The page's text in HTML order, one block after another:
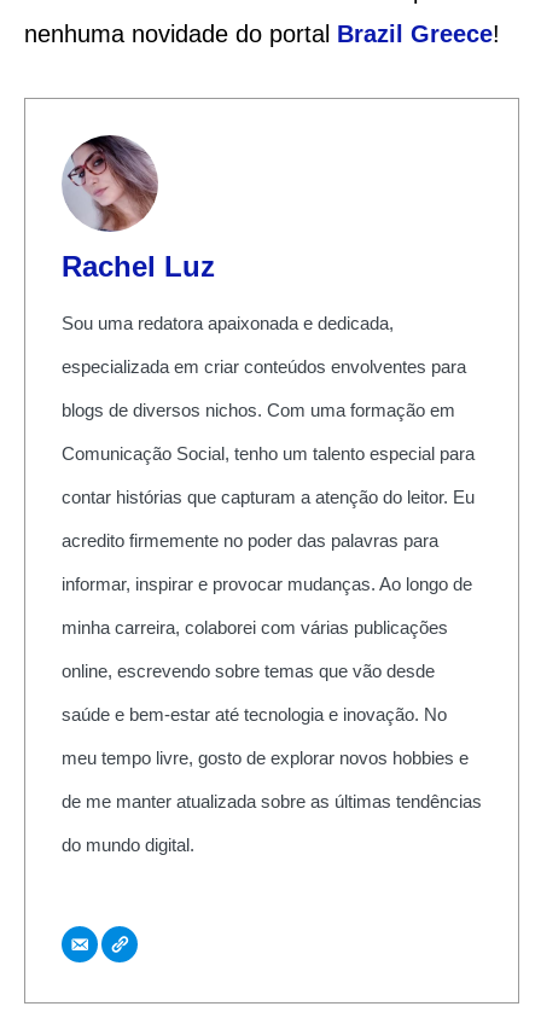
nenhuma novidade do portal Brazil Greece!
Rachel Luz
Sou uma redatora apaixonada e dedicada,
especializada em criar conteúdos envolventes para
blogs de diversos nichos. Com uma formação em
Comunicação Social, tenho um talento especial para
contar histórias que capturam a atenção do leitor. Eu
acredito firmemente no poder das palavras para
informar, inspirar e provocar mudanças. Ao longo de
minha carreira, colaborei com várias publicações
online, escrevendo sobre temas que vão desde
saúde e bem-estar até tecnologia e inovação. No
meu tempo livre, gosto de explorar novos hobbies e
de me manter atualizada sobre as últimas tendências
do mundo digital.